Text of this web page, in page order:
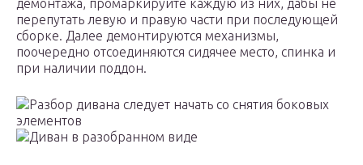
демонтажа, промаркируйте каждую из них, дабы не
перепутать левую и правую части при последующей
сборке. Далее демонтируются механизмы,
поочередно отсоединяются сидячее место, спинка и
при наличии поддон.
Разбор дивана следует начать со снятия боковых
элементов
Диван в разобранном виде